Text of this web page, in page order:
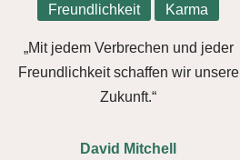
Freundlichkeit Karma
„Mit jedem Verbrechen und jeder
Freundlichkeit schaffen wir unsere
Zukunft.“
David Mitchell